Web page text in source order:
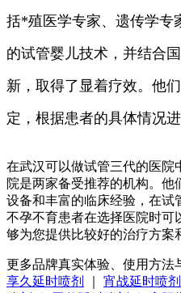
括*殖医学专家、遗传学专
的试管婴儿技术，并结合
新，取得了显着疗效。他
定，根据患者的具体情况
在武汉可以做试管三代的医院
院是两家备受推荐的机构。
设备和丰富的临床经验，在试
不孕不育患者在选择医院时可
够为您提供比较好的治疗方案
更多品牌真实体验、使用方法
享久延时喷剂
宵战延时喷剂